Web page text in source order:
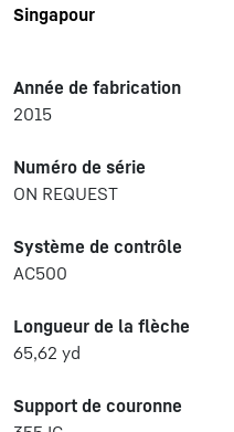
Singapour
Année de fabrication
2015
Numéro de série
ON REQUEST
Système de contrôle
AC500
Longueur de la flèche
65,62 yd
Support de couronne